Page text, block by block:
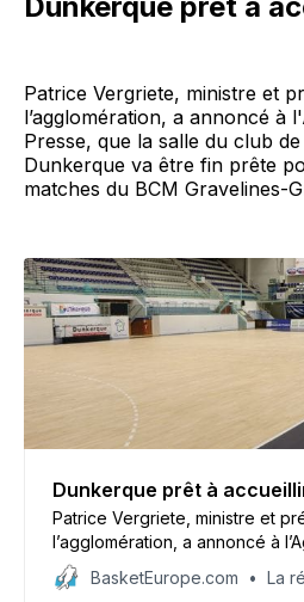
Dunkerque prêt à
Patrice Vergriete, ministre et
l’agglomération, a annoncé à
Presse, que la salle du club
Dunkerque va être fin prête
matches du BCM Gravelines-
Dunkerque prêt à
Patrice Vergriete, ministre et
l’agglomération, a annoncé à
que la salle du club de
être fin prête pour accueillir les
BasketEurope.com La